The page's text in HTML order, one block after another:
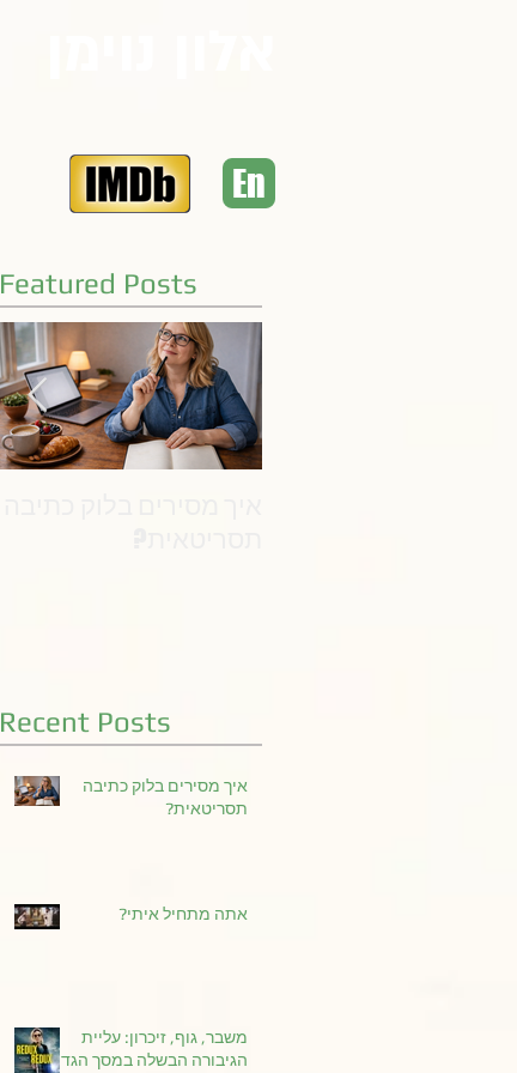
En
Featured Posts
Recent Posts
איך מסירים בלוק כתיבה
תסריטאית?
אתה מתחיל איתי?
משבר, גוף, זיכרון: עליית
הגיבורה הבשלה במסך הגדול